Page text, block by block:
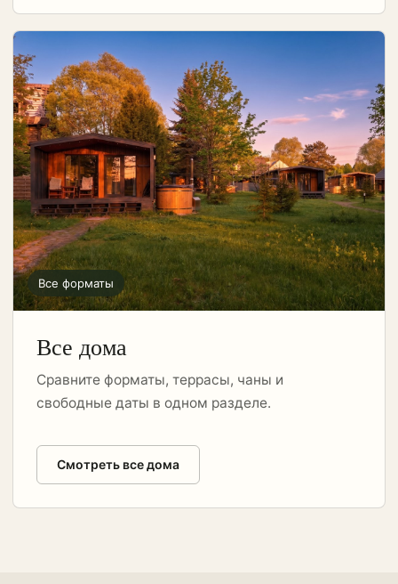
Все форматы
Все дома
Сравните форматы, террасы, чаны и
свободные даты в одном разделе.
Смотреть все дома